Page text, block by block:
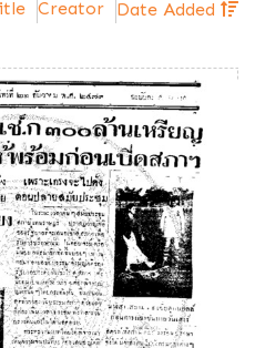
Creator Date Added